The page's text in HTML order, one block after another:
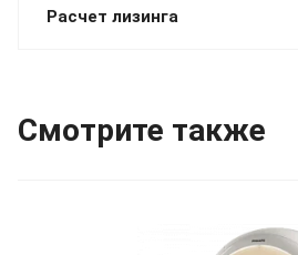
Расчет лизинга
Смотрите также